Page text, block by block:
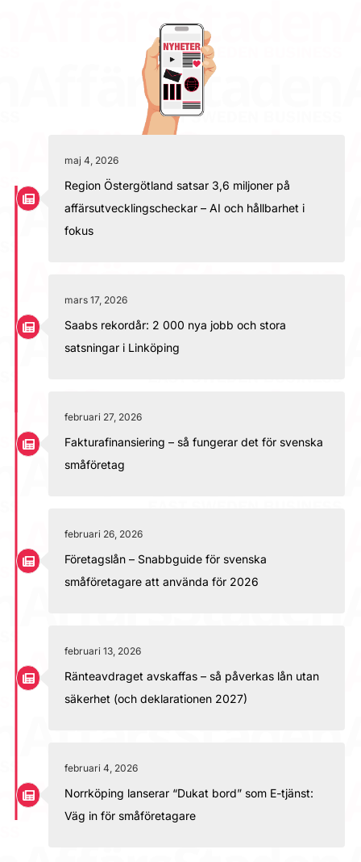
maj 4, 2026
Region Östergötland satsar 3,6 miljoner på
affärsutvecklingscheckar – AI och hållbarhet i
fokus
mars 17, 2026
Saabs rekordår: 2 000 nya jobb och stora
satsningar i Linköping
februari 27, 2026
Fakturafinansiering – så fungerar det för svenska
småföretag
februari 26, 2026
Företagslån – Snabbguide för svenska
småföretagare att använda för 2026
februari 13, 2026
Ränteavdraget avskaffas – så påverkas lån utan
säkerhet (och deklarationen 2027)
februari 4, 2026
Norrköping lanserar “Dukat bord” som E-tjänst:
Väg in för småföretagare